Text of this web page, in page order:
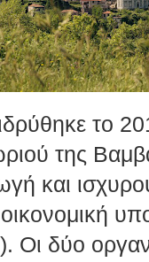
το
της
και
Οι δύο